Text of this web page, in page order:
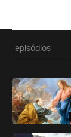
episódios